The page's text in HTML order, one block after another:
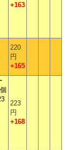
+163
220
円
+165
223
円
+168